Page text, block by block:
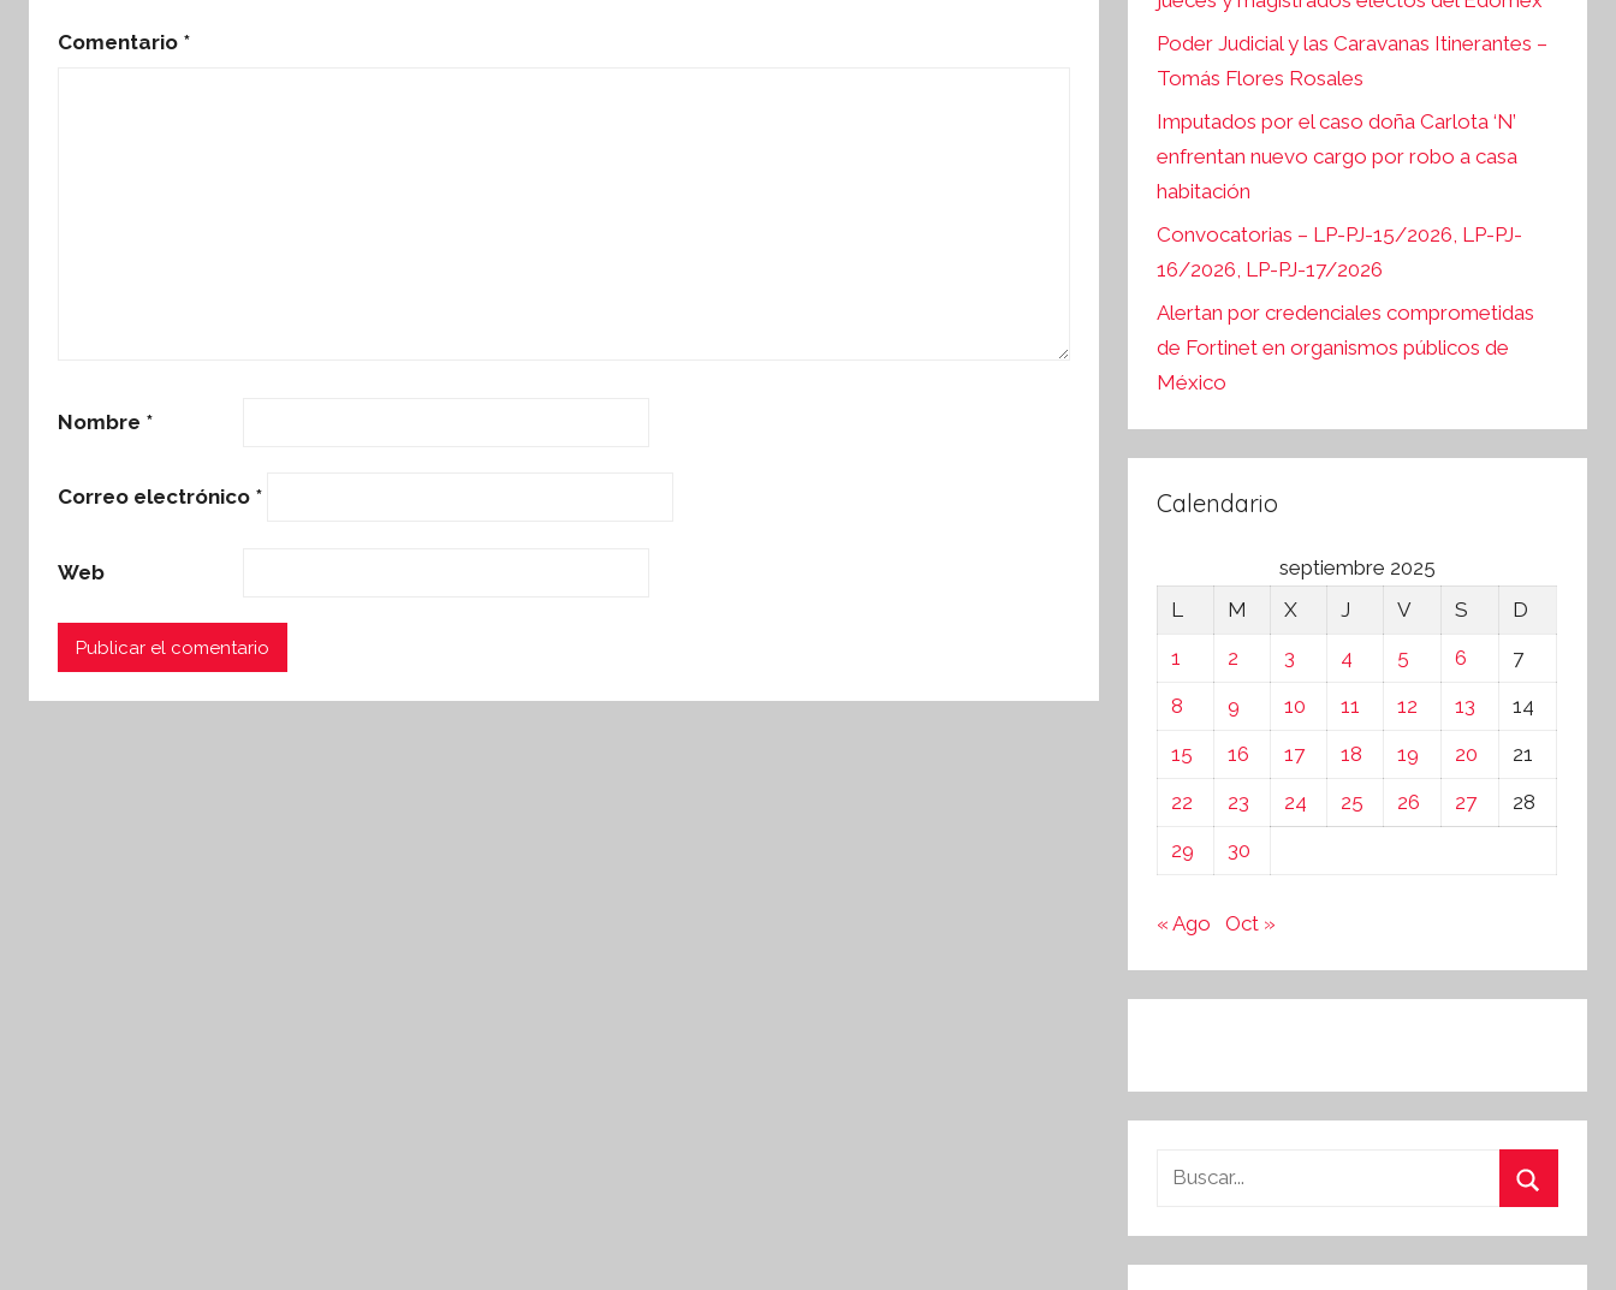
Comentario *
Nombre *
Correo electrónico *
Web
Poder Judicial y las Caravanas Itinerantes –
Tomás Flores Rosales
Imputados por el caso doña Carlota ‘N’
enfrentan nuevo cargo por robo a casa
habitación
Convocatorias – LP-PJ-15/2026, LP-PJ-
16/2026, LP-PJ-17/2026
Alertan por credenciales comprometidas
de Fortinet en organismos públicos de
México
Calendario
septiembre 2025
L
M X J V S
D
1
2 3 4 5 6
7
8
9 10 11 12 13
14
15
16 17 18 19 20
21
22
23 24 25 26 27
28
29
30
« Ago Oct »
Buscar: